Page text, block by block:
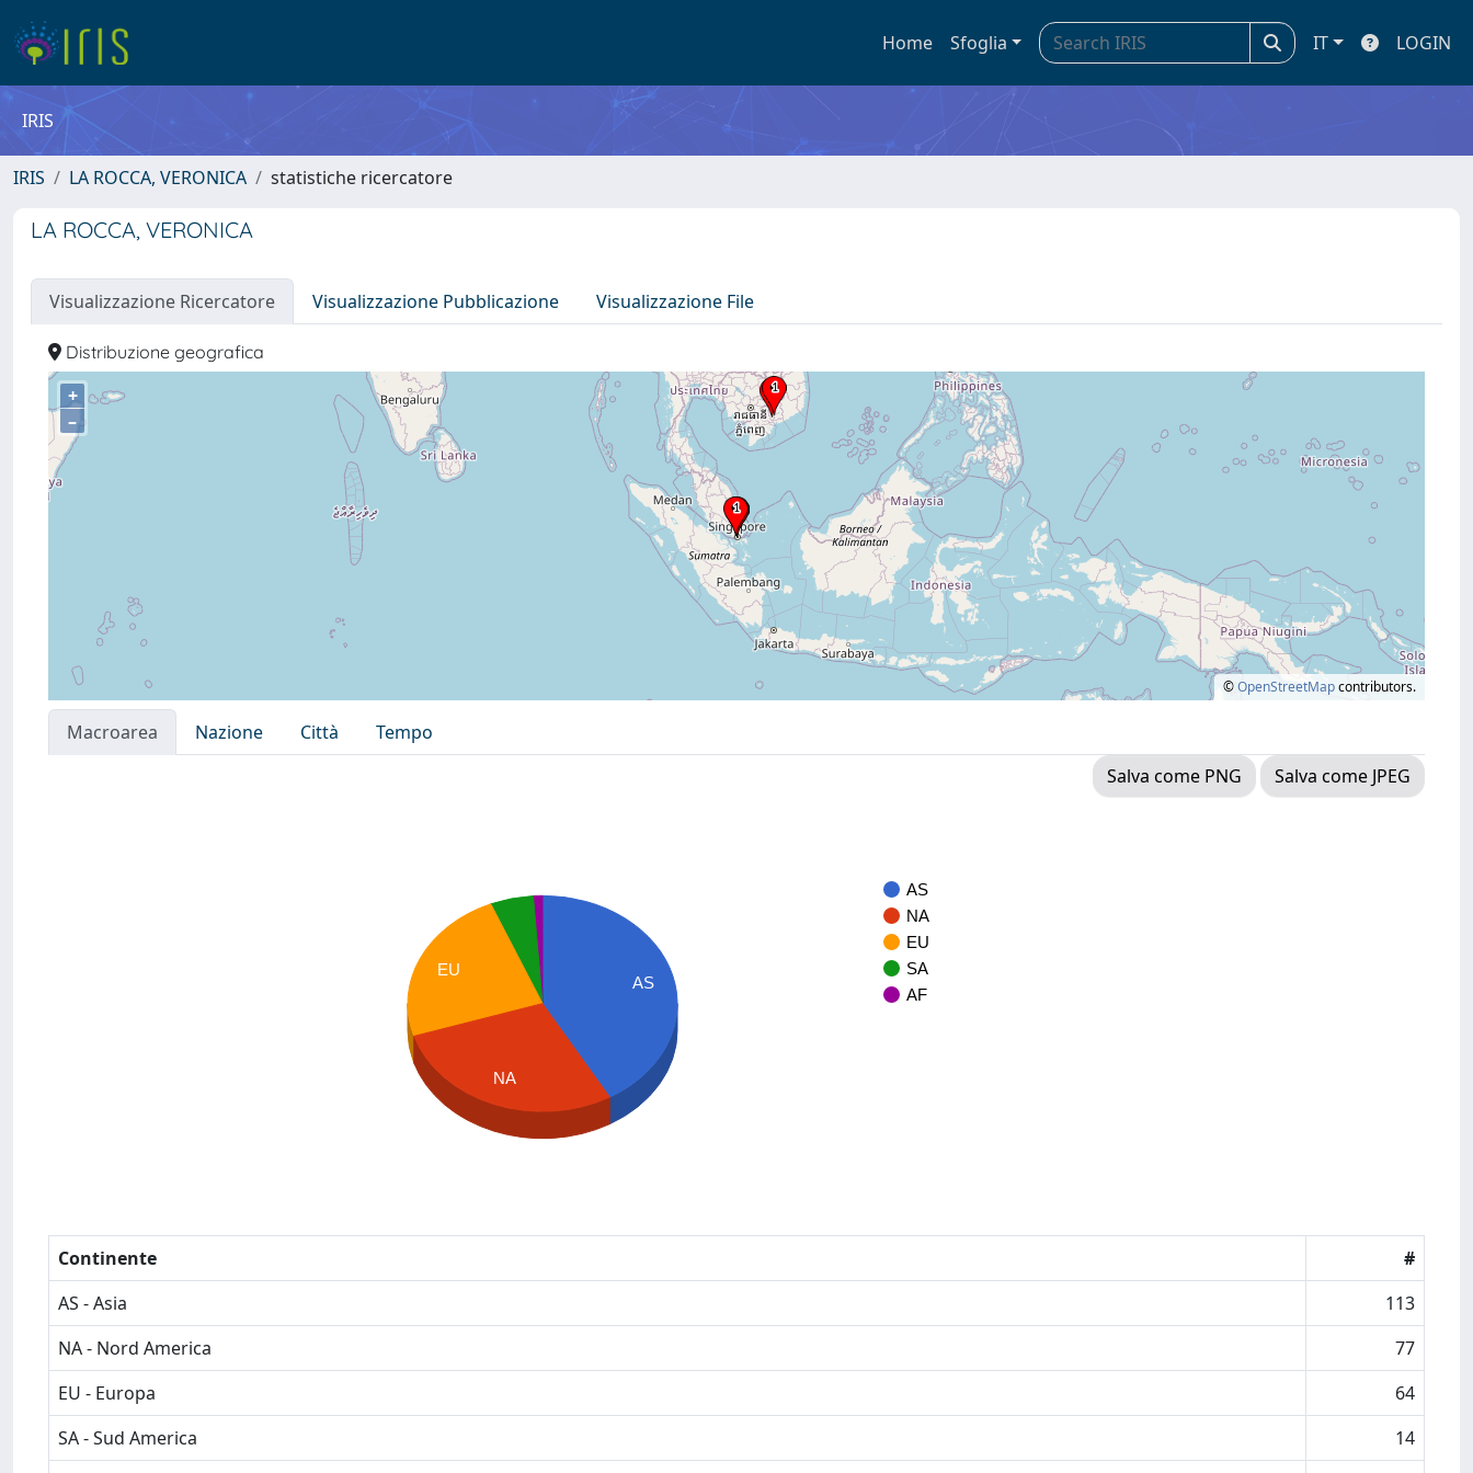
Home Sfoglia IT LOGIN
IRIS
IRIS LA ROCCA, VERONICA statistiche ricercatore
LA ROCCA, VERONICA
Visualizzazione Ricercatore Visualizzazione Pubblicazione Visualizzazione File
Distribuzione geografica
+
–
©OpenStreetMapcontributors.
Macroarea Nazione Città
Tempo
Salva come PNG
Salva come JPEG
AS
NA
EU
SA
AF
AS
EU
NA
Continente
#
AS - Asia
113
NA - Nord America
77
EU - Europa
64
SA - Sud America
14